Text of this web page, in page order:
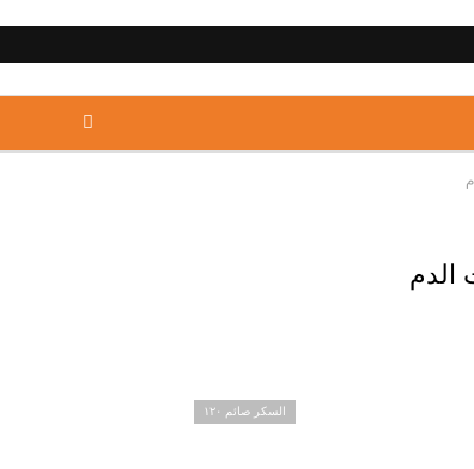
السكر صائم ١٢٠